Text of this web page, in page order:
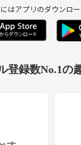
はアプリのダウンロ
登録数No.1の